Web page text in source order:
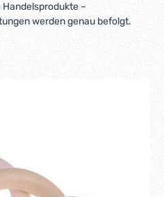
–
werden genau befolgt.